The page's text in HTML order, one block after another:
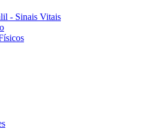
- Sinais Vitais